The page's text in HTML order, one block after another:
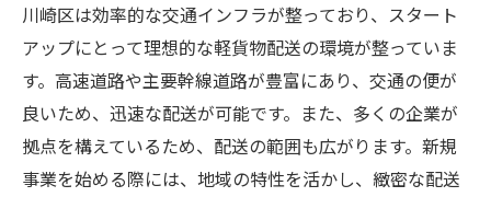
物流ハブを利用した配送時間の短縮
交通アクセスの良さを生かした即日配送
デジタルツールでの配送管理の最適化
軽貨物配送で高収入を得るための川崎区の市場
環境
川崎区は効率的な交通インフラが整っており、スタート
アップにとって理想的な軽貨物配送の環境が整っていま
す。高速道路や主要幹線道路が豊富にあり、交通の便が
良いため、迅速な配送が可能です。また、多くの企業が
拠点を構えているため、配送の範囲も広がります。新規
事業を始める際には、地域の特性を活かし、緻密な配送